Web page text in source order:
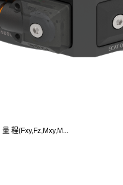
程(Fxy,Fz,Mxy,M...